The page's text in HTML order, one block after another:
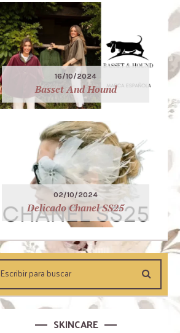
16/10/2024
Basset And Hound
02/10/2024
Delicado Chanel SS25
SKINCARE